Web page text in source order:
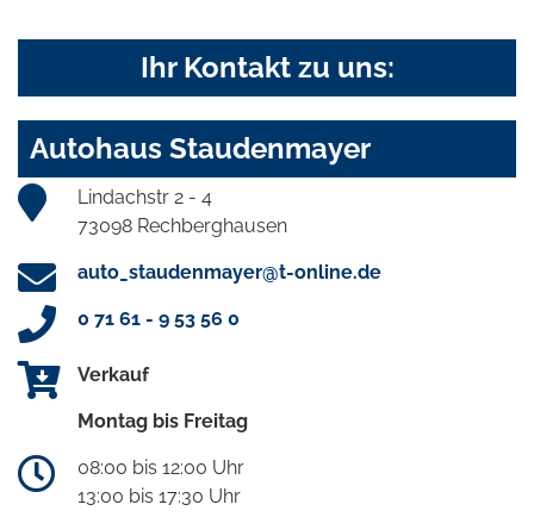
Ihr Kontakt zu uns:
Autohaus Staudenmayer
Lindachstr 2 - 4
73098 Rechberghausen
auto_staudenmayer@t-online.de
0 71 61 - 9 53 56 0
Verkauf
Montag bis Freitag
08:00 bis 12:00 Uhr
13:00 bis 17:30 Uhr